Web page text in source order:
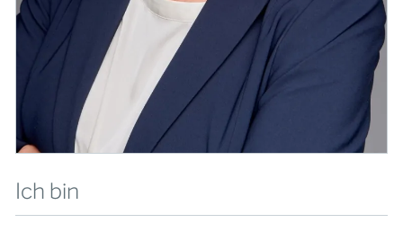
Ich bin